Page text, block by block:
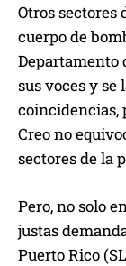
Otros sectores
cuerpo de
Departamento
sus voces y se
coincidencias,
Creo no
sectores de la
Pero, no solo
justas
Puerto Rico